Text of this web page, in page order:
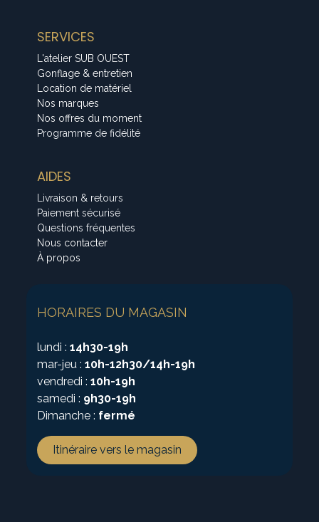
SERVICES
L'atelier SUB OUEST
Gonflage & entretien
Location de matériel
Nos marques
Nos offres du moment
Programme de fidélité
AIDES
Livraison & retours
Paiement sécurisé
Questions fréquentes
Nous contacter
À propos
HORAIRES DU MAGASIN
lundi :14h30-19h
mar-jeu :10h-12h30/14h-19h
vendredi :10h-19h
samedi : 9h30-19h
Dimanche : fermé
Itinéraire vers le magasin